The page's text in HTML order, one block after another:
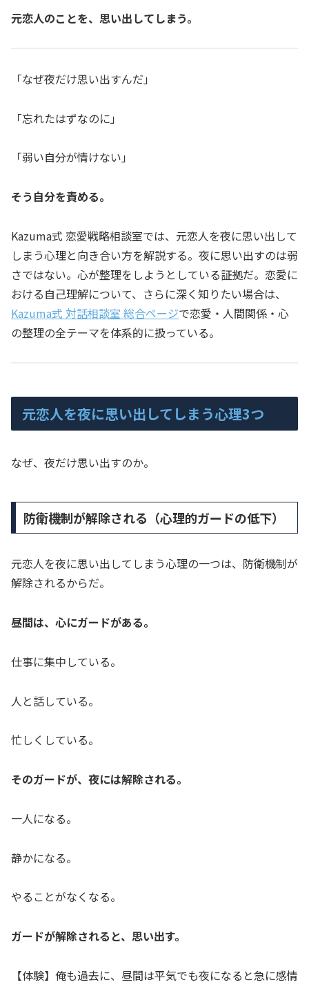
元恋人のことを、思い出してしまう。
「なぜ夜だけ思い出すんだ」
「忘れたはずなのに」
「弱い自分が情けない」
そう自分を責める。
Kazuma式 恋愛戦略相談室では、元恋人を夜に思い出して
しまう心理と向き合い方を解説する。夜に思い出すのは弱
さではない。心が整理をしようとしている証拠だ。恋愛に
おける自己理解について、さらに深く知りたい場合は、
Kazuma式 対話相談室 総合ページで恋愛・人間関係・心
の整理の全テーマを体系的に扱っている。
元恋人を夜に思い出してしまう心理3つ
なぜ、夜だけ思い出すのか。
防衛機制が解除される（心理的ガードの低下）
元恋人を夜に思い出してしまう心理の一つは、防衛機制が
解除されるからだ。
昼間は、心にガードがある。
仕事に集中している。
人と話している。
忙しくしている。
そのガードが、夜には解除される。
一人になる。
静かになる。
やることがなくなる。
ガードが解除されると、思い出す。
【体験】俺も過去に、昼間は平気でも夜になると急に感情